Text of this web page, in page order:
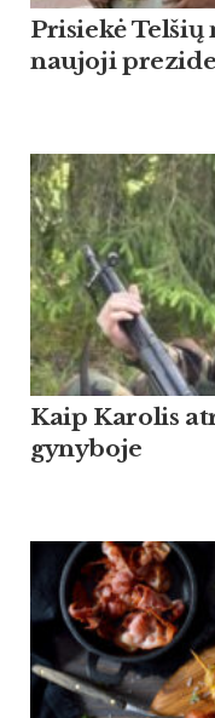
Pri­siekė
nau­jo­ji
Kaip Ka­ro­lis
gy­ny­bo­je